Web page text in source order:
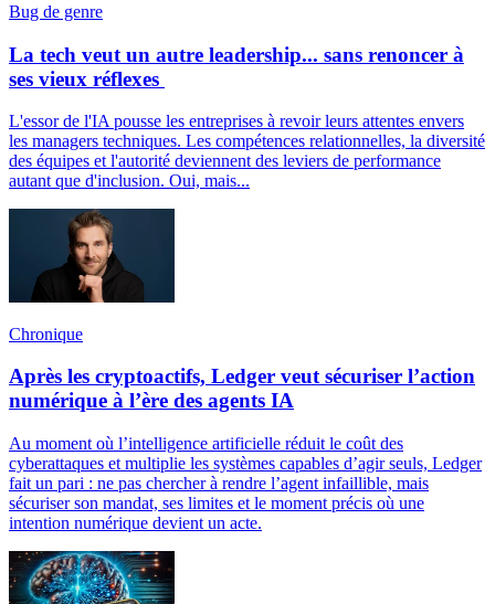
Bug de genre
La tech veut un autre leadership... sans renoncer à
ses vieux réflexes
L'essor de l'IA pousse les entreprises à revoir leurs attentes envers
les managers techniques. Les compétences relationnelles, la diversité
des équipes et l'autorité deviennent des leviers de performance
autant que d'inclusion. Oui, mais...
Chronique
Après les cryptoactifs, Ledger veut sécuriser l’action
numérique à l’ère des agents IA
Au moment où l’intelligence artificielle réduit le coût des
cyberattaques et multiplie les systèmes capables d’agir seuls, Ledger
fait un pari : ne pas chercher à rendre l’agent infaillible, mais
sécuriser son mandat, ses limites et le moment précis où une
intention numérique devient un acte.